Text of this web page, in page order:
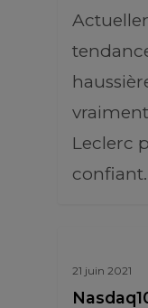
Leclerc
21 juin 2021